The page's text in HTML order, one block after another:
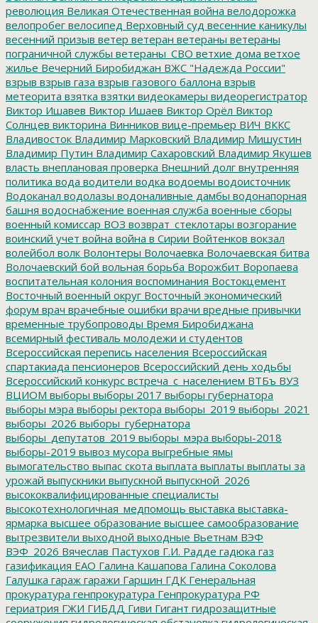
революция Великая Отечественная война велодорожка
велопробег велосипед Верховный суд весенние каникулы
весенний призыв ветер ветеран ветераны ветераны
пограничной службы ветераны_СВО ветхие дома ветхое
жилье Вечерний Биробиджан ВЖС "Надежда России"
взрыв взрыв газа взрыв газового баллона взрыв
метеорита взятка взятки видеокамеры видеорегистратор
Виктор Ишавев Виктор Ишаев Виктор Орёл Виктор
Солнцев викторина Винников вице-премьер ВИЧ ВККС
Владивосток Владимир Марковский Владимир Мишустин
Владимир Путин Владимир Сахаровский Владимир Якушев
власть внеплановая проверка Внешний долг внутренняя
политика вода водители водка водоемы водоисточник
Водоканал водолазы водоналивные дамбы водонапорная
башня водоснабжение военная служба военные сборы
военный комиссар ВОЗ возврат_стеклотары возгорание
воинский учет война война в Сирии Войтенков вокзал
волейбол волк Волонтеры Волочаевка Волочаевская битва
Волочаевский бой вольная борьба Ворожбит Воропаева
воспитательная колония воспоминания Востокцемент
Восточный военный округ Восточный экономический
форум врач врачебные ошибки врачи вредные привычки
временные трубопроводы Время Биробиджана
всемирный фестиваль молодежи и студентов
Всероссийская перепись населения Всероссийская
спартакиада пенсионеров Всероссийский день ходьбы
Всероссийский конкурс встреча_с_населением ВТБъ ВУЗ
ВЦИОМ выборы выборы 2017 выборы губернатора
выборы мэра выборы ректора выборы_2019 выборы_2021
выборы_2026 выборы_губернатора
выборы_депутатов_2019 выборы_мэра выборы-2018
выборы-2019 вывоз мусора выгребные ямы
вымогательство выпас скота выплата выплаты выплаты за
урожай выпускники выпускной выпускной_2026
высококвалифицированные специалисты
высокотехнологичная_медпомощь выставка выставка-
ярмарка высшее образование высшее самообразование
вытрезвители выходной выходные Вьетнам ВЭФ
ВЭФ_2026 Вячеслав Пастухов Г.И. Радде гадюка газ
газификация ЕАО Галина Кашапова Галина Соколова
Галушка гараж гаражи Гаршин ГДК Генеральная
прокуратура генпрокуратура Генпрокуратура РФ
гериатрия ГЖИ ГИБДД Гиви Гигант гидрозащитные